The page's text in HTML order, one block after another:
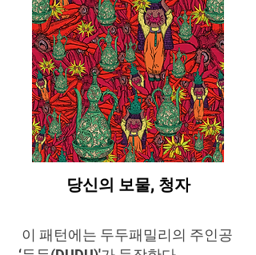
​당신의 보물, 청자
이 패턴에는 두두패밀리의 주인공